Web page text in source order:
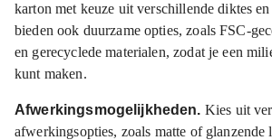
kartonmet keuze uit verschillende diktes
bieden ook duurzame opties, zoals FSC-
en gerecyclede materialen, zodat je een
kunt maken.
Afwerkingsmogelijkheden. Kies uit
afwerkingsopties, zoals matte of glanzende